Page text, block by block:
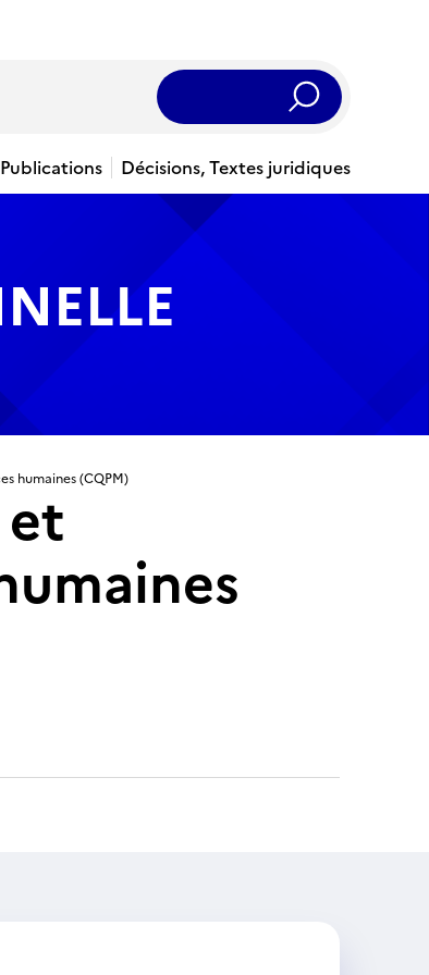
Rechercher
Décisions, Textes juridiques
humaines (CQPM)